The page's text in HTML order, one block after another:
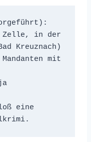
Zelle, in der
Kreuznach)
mit
eine